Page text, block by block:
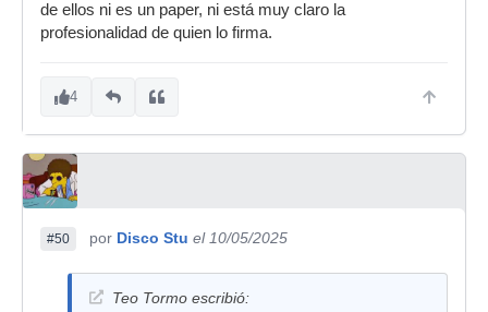
de ellos ni es un paper, ni está muy claro la
profesionalidad de quien lo firma.
4
#50 por Disco Stu el 10/05/2025
Teo Tormo escribió: